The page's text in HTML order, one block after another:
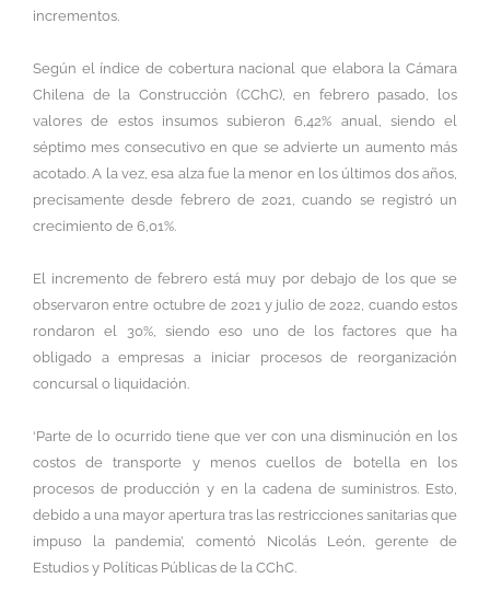
incrementos.
Según el índice de cobertura nacional que elabora la Cámara
Chilena de la Construcción (CChC), en febrero pasado, los
valores de estos insumos subieron 6,42% anual, siendo el
séptimo mes consecutivo en que se advierte un aumento más
acotado. A la vez, esa alza fue la menor en los últimos dos años,
precisamente desde febrero de 2021, cuando se registró un
crecimiento de 6,01%.
El incremento de febrero está muy por debajo de los que se
observaron entre octubre de 2021 y julio de 2022, cuando estos
rondaron el 30%, siendo eso uno de los factores que ha
obligado a empresas a iniciar procesos de reorganización
concursal o liquidación.
‘Parte de lo ocurrido tiene que ver con una disminución en los
costos de transporte y menos cuellos de botella en los
procesos de producción y en la cadena de suministros. Esto,
debido a una mayor apertura tras las restricciones sanitarias que
impuso la pandemia’, comentó Nicolás León, gerente de
Estudios y Políticas Públicas de la CChC.